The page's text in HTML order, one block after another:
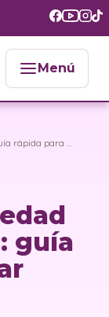
Menú
Control de humedad en ingredientes: guía rápida para evitar mermas
guía